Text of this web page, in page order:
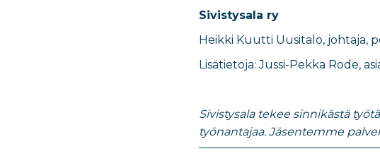
Sivistysala ry
Heikki Kuutti Uusitalo, johtaja,
Lisätietoja:Jussi-Pekka Rode,
Sivistysala tekee sinnikästä
työnantajaa. Jäsentemme